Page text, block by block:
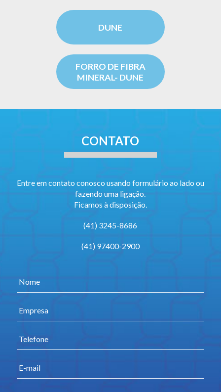
DUNE
FORRO DE FIBRA
MINERAL- DUNE
CONTATO
Entre em contato conosco usando formulário ao lado ou
fazendo uma ligação.
Ficamos à disposição.
(41) 3245-8686
(41) 97400-2900